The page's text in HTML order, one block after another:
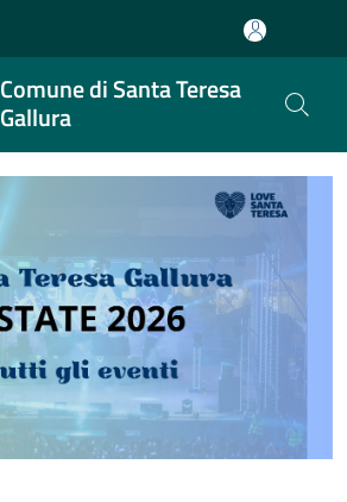
Comune di Santa Teresa
Gallura